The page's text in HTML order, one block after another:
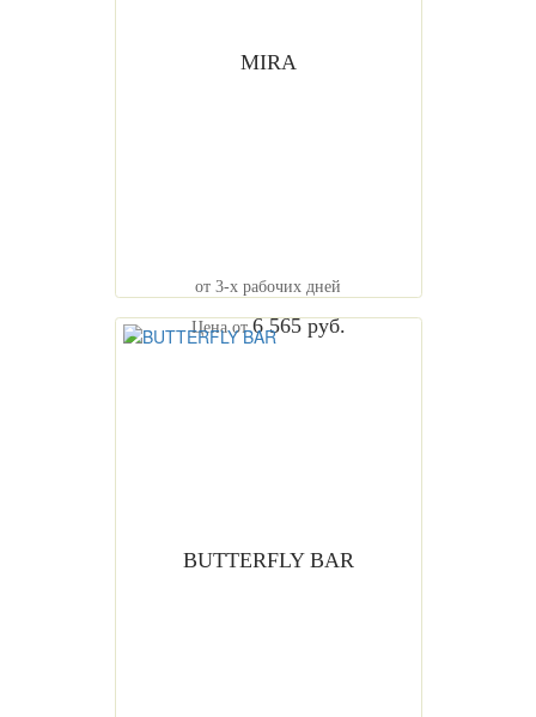
MIRA
от 3-х рабочих дней
Цена от6 565 руб.
BUTTERFLY BAR